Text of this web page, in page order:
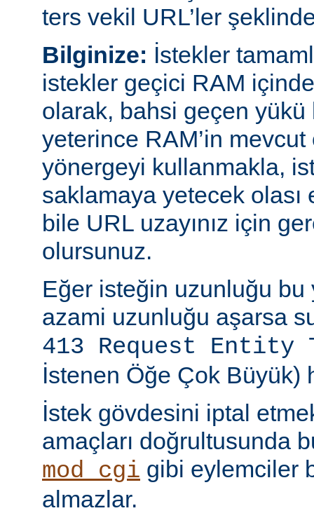
ters vekil URL’ler
Bilginize: İstekler
istekler geçici RAM
olarak, bahsi geçen yükü
yeterince RAM’in mevcut
yönergeyi kullanmakla,
saklamaya yetecek olası
bile URL uzayınız için
olursunuz.
Eğer isteğin uzunluğu bu
azami uzunluğu aşarsa
413 Request Entity
İstenen Öğe Çok Büyük)
İstek gövdesini iptal
amaçları doğrultusunda
mod_cgi gibi eylemciler
almazlar.